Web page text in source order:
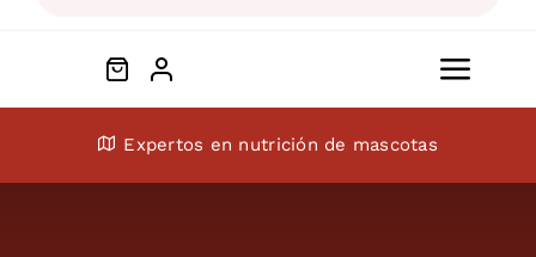
ConócenosExpertos en nutrición de mascotas